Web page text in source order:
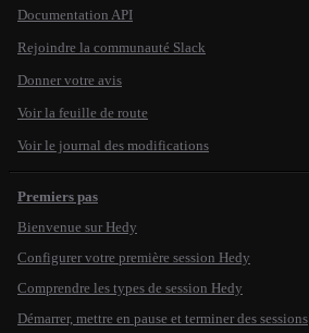
Documentation API
Rejoindre la communauté Slack
Donner votre avis
Voir la feuille de route
Voir le journal des modifications
Premiers pas
Bienvenue sur Hedy
Configurer votre première session Hedy
Comprendre les types de session Hedy
Démarrer, mettre en pause et terminer des sessions